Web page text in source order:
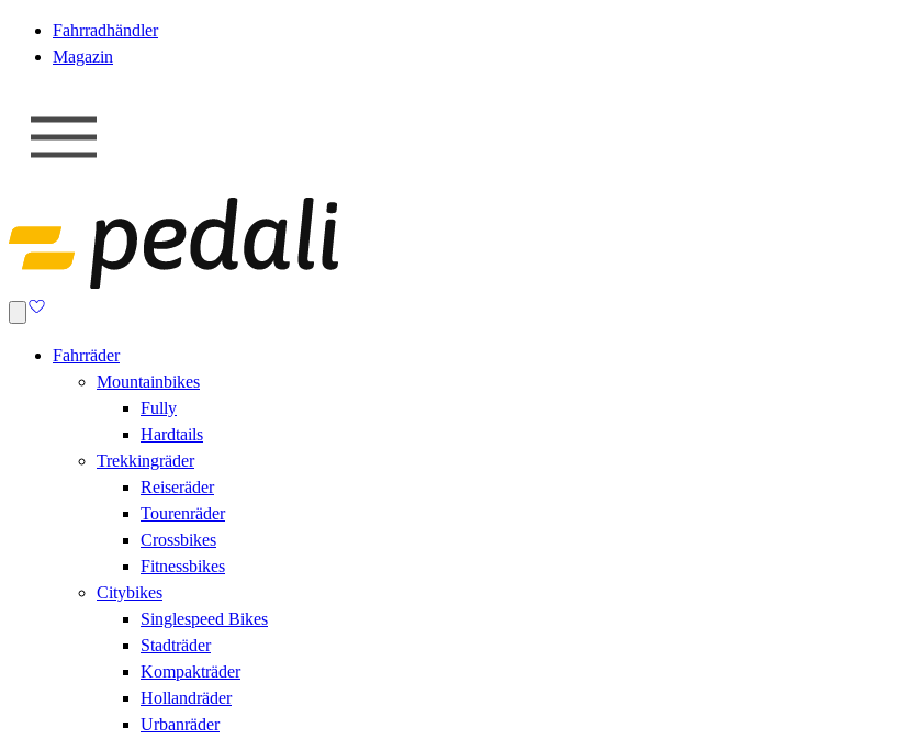
Fahrradhändler
Magazin
Fahrräder
Mountainbikes
Fully
Hardtails
Trekkingräder
Reiseräder
Tourenräder
Crossbikes
Fitnessbikes
Citybikes
Singlespeed Bikes
Stadträder
Kompakträder
Hollandräder
Urbanräder